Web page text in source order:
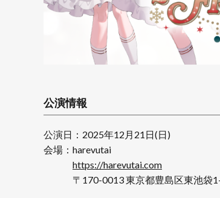
公演情報
公演日：2025年12月21日(日)
会場：harevutai
https://harevutai.com
〒170-0013 東京都豊島区東池袋1-